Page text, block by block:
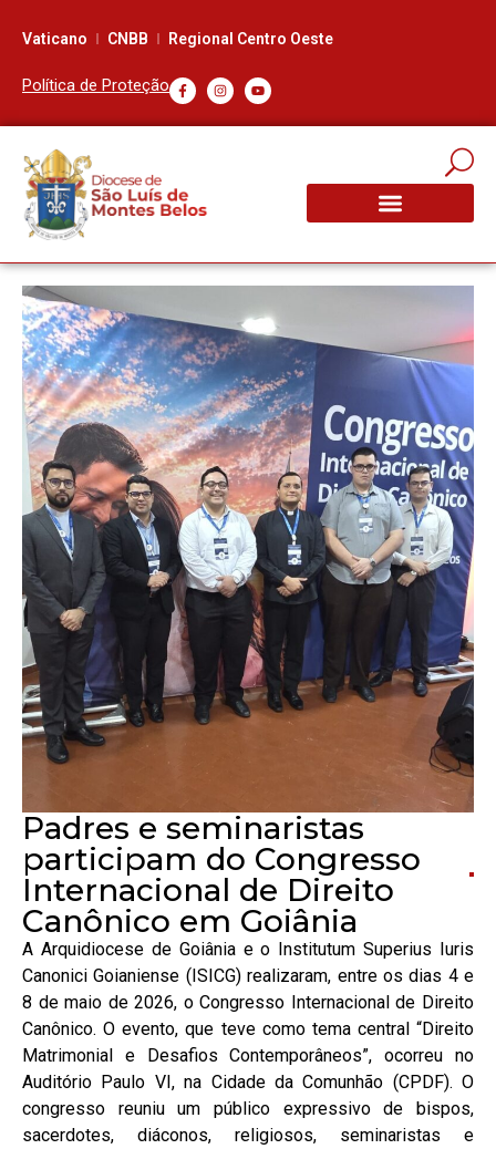
Vaticano CNBB Regional Centro Oeste
Política de Proteção
Padres e seminaristas
participam do Congresso
Internacional de Direito
Canônico em Goiânia
A Arquidiocese de Goiânia e o Institutum Superius Iuris
Canonici Goianiense (ISICG) realizaram, entre os dias 4 e
8 de maio de 2026, o Congresso Internacional de Direito
Canônico. O evento, que teve como tema central “Direito
Matrimonial e Desafios Contemporâneos”, ocorreu no
Auditório Paulo VI, na Cidade da Comunhão (CPDF). O
congresso reuniu um público expressivo de bispos,
sacerdotes, diáconos, religiosos, seminaristas e